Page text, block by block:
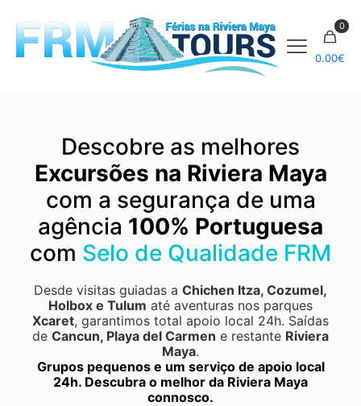
0
0.00€
Descobre as melhores
Excursões na Riviera Maya
com a segurança de uma
agência 100% Portuguesa
com Selo de Qualidade FRM
Desde visitas guiadas a Chichen Itza, Cozumel,
Holbox e Tulum até aventuras nos parques
Xcaret, garantimos total apoio local 24h. Saídas
de Cancun, Playa del Carmen e restante Riviera
Maya.
Grupos pequenos e um serviço de apoio local
24h. Descubra o melhor da Riviera Maya
connosco.